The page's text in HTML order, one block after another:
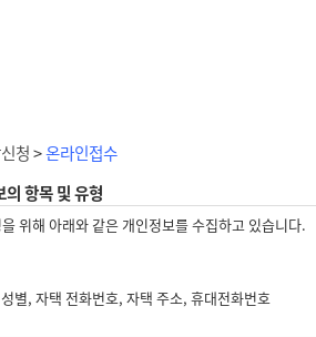
청>온라인접수
의 항목 및 유형
위해 아래와 같은 개인정보를 수집하고 있습니다.
별, 자택 전화번호, 자택 주소, 휴대전화번호